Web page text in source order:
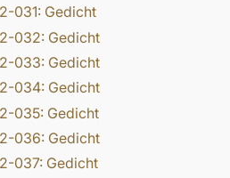
031: Gedicht
032: Gedicht
033: Gedicht
034: Gedicht
035: Gedicht
036: Gedicht
037: Gedicht